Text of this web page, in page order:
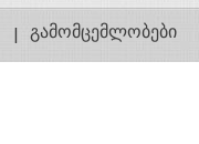
გამომცემლობები